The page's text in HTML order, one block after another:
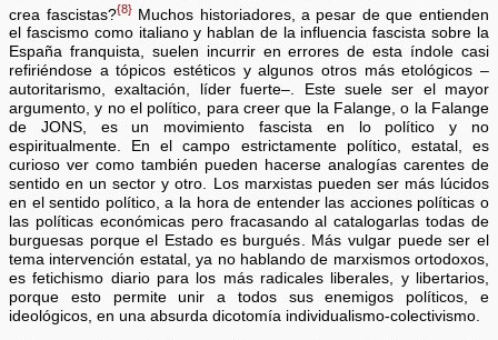
crea fascistas?{8}Muchos historiadores, a pesar de que entienden
el fascismo como italiano y hablan de la influencia fascista sobre la
España franquista, suelen incurrir en errores de esta índole casi
refiriéndose a tópicos estéticos y algunos otros más etológicos –
autoritarismo, exaltación, líder fuerte–. Este suele ser el mayor
argumento, y no el político, para creer que la Falange, o la Falange
de JONS, es un movimiento fascista en lo político y no
espiritualmente. En el campo estrictamente político, estatal, es
curioso ver como también pueden hacerse analogías carentes de
sentido en un sector y otro. Los marxistas pueden ser más lúcidos
en el sentido político, a la hora de entender las acciones políticas o
las políticas económicas pero fracasando al catalogarlas todas de
burguesas porque el Estado es burgués. Más vulgar puede ser el
tema intervención estatal, ya no hablando de marxismos ortodoxos,
es fetichismo diario para los más radicales liberales, y libertarios,
porque esto permite unir a todos sus enemigos políticos, e
ideológicos, en una absurda dicotomía individualismo-colectivismo.